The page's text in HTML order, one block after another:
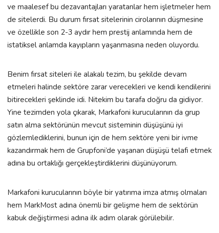
ve maalesef bu dezavantajları yaratanlar hem işletmeler hem
de sitelerdi. Bu durum fırsat sitelerinin cirolarının düşmesine
ve özellikle son 2-3 aydır hem prestij anlamında hem de
istatiksel anlamda kayıpların yaşanmasına neden oluyordu.
Benim fırsat siteleri ile alakalı tezim, bu şekilde devam
etmeleri halinde sektöre zarar verecekleri ve kendi kendilerini
bitirecekleri şeklinde idi. Nitekim bu tarafa doğru da gidiyor.
Yine tezimden yola çıkarak, Markafoni kurucularının da grup
satın alma sektörünün mevcut sisteminin düşüşünü iyi
gözlemlediklerini, bunun için de hem sektöre yeni bir ivme
kazandırmak hem de Grupfoni’de yaşanan düşüşü telafi etmek
adına bu ortaklığı gerçekleştirdiklerini düşünüyorum.
Markafoni kurucularının böyle bir yatırıma imza atmış olmaları
hem MarkMost adına önemli bir gelişme hem de sektörün
kabuk değiştirmesi adına ilk adım olarak görülebilir.